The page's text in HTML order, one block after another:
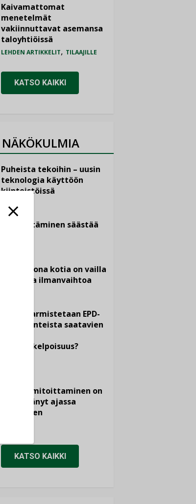
Kaivamattomat
menetelmät
vakiinnuttavat asemansa
taloyhtiöissä
LEHDEN ARTIKKELIT, TILAAJILLE
KATSO KAIKKI
NÄKÖKULMIA
Puheista tekoihin – uusin
teknologia käyttöön
kiinteistöissä
Sähköistäminen säästää
Yli miljoona kotia on vailla
toimivaa ilmanvaihtoa
Miten varmistetaan EPD-
dokumenteista saatavien
vertailukelpoisuus?
viemärimitoittaminen on
jämähtänyt ajassa
paikalleen
KATSO KAIKKI